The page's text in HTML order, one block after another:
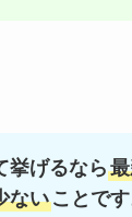
挙げるなら
ないことです